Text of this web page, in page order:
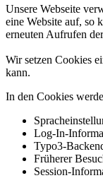
Unsere Webseite
eine Website auf, so
erneuten Aufrufen
Wir setzen Cookies
kann.
In den Cookies
Log-In-
Typo3-
Früherer
Session-